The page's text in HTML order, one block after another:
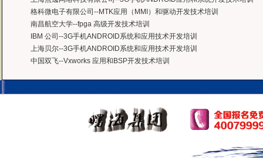
格科微电子有限公司--MTK应用（MMI）和驱动开发技术培训
南昌航空大学--fpga 高级开发技术培训
IBM 公司--3G手机ANDROID系统和应用技术开发培训
上海贝尔--3G手机ANDROID系统和应用技术开发培训
中国双飞--Vxworks 应用和BSP开发技术培训